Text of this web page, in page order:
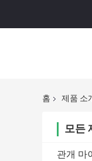
홈 제품 소
모든
관개 마